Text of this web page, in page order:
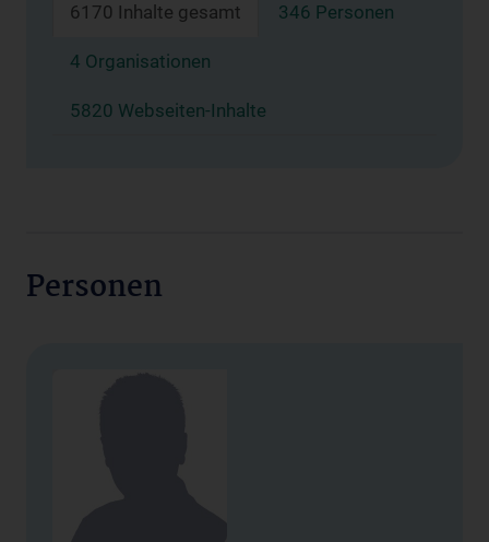
6170 Inhalte gesamt 346 Personen
4 Organisationen
5820 Webseiten-Inhalte
Personen